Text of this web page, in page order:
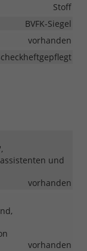
Stoff
BVFK-Siegel
vorhanden
und
vorhanden
vorhanden